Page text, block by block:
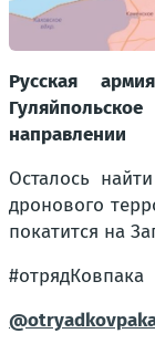
Русская
направлении
Осталось
дронового
покатится на
#отрядКовпака